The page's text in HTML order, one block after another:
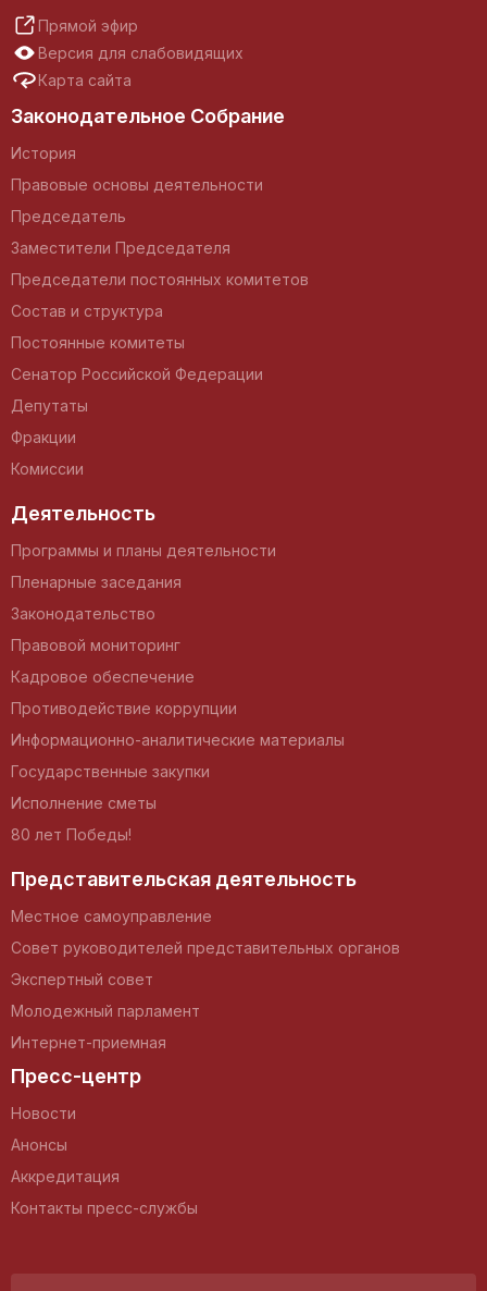
Прямой эфир
Версия для слабовидящих
Карта сайта
Законодательное Собрание
История
Правовые основы деятельности
Председатель
Заместители Председателя
Председатели постоянных комитетов
Состав и структура
Постоянные комитеты
Сенатор Российской Федерации
Депутаты
Фракции
Комиссии
Деятельность
Программы и планы деятельности
Пленарные заседания
Законодательство
Правовой мониторинг
Кадровое обеспечение
Противодействие коррупции
Информационно-аналитические материалы
Государственные закупки
Исполнение сметы
80 лет Победы!
Представительская деятельность
Местное самоуправление
Совет руководителей представительных органов
Экспертный совет
Молодежный парламент
Интернет-приемная
Пресс-центр
Новости
Анонсы
Аккредитация
Контакты пресс-службы